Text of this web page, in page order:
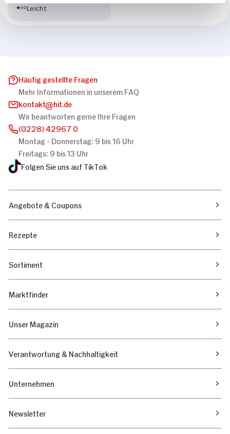
Leicht
Häufig gestellte Fragen
Mehr Informationen in unserem FAQ
kontakt
hit.de
Wir beantworten gerne Ihre Fragen
(0228) 42967 0
Montag - Donnerstag: 9 bis 16 Uhr
Freitags: 9 bis 13 Uhr
Folgen Sie uns auf TikTok
Angebote & Coupons
Rezepte
Sortiment
Marktfinder
Unser Magazin
Verantwortung & Nachhaltigkeit
Unternehmen
Newsletter